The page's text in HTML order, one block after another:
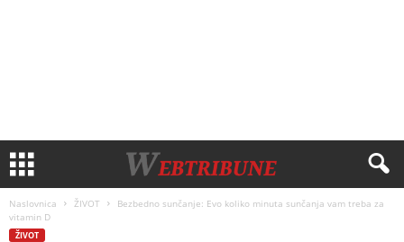
Naslovnica ŽIVOT
Bezbedno sunčanje: Evo koliko minuta sunčanja vam treba za
vitamin D
ŽIVOT